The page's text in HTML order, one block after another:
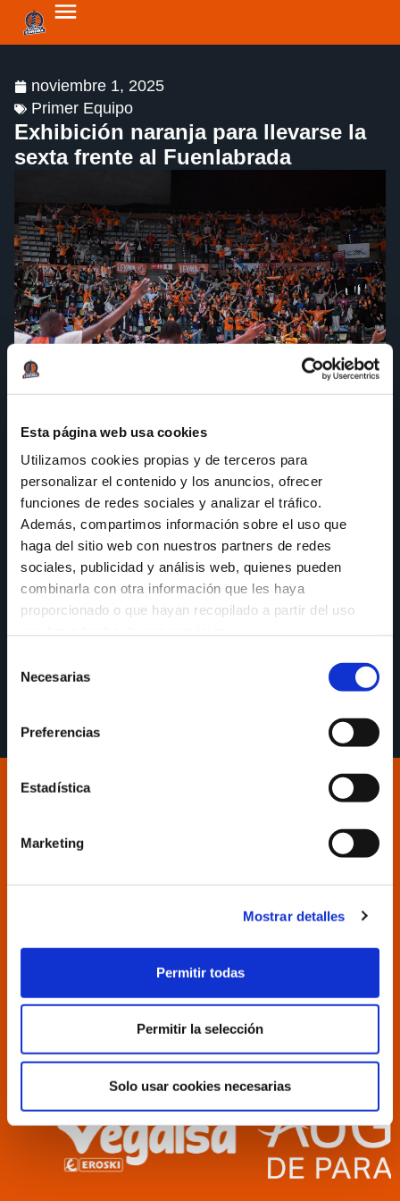
Esta página web usa cookies
Utilizamos cookies propias y de terceros para
personalizar el contenido y los anuncios, ofrecer
funciones de redes sociales y analizar el tráfico.
Además, compartimos información sobre el uso que
haga del sitio web con nuestros partners de redes
sociales, publicidad y análisis web, quienes pueden
combinarla con otra información que les haya
proporcionado o que hayan recopilado a partir del uso
Necesarias
Preferencias
Estadística
Marketing
Mostrar detalles
Permitir todas
Permitir la selección
Solo usar cookies necesarias
noviembre 1, 2025
Primer Equipo
Exhibición naranja para llevarse la
sexta frente al Fuenlabrada
El Coliseum celebró la noche de Samaín con un
completo partido de los de Carles Marco, que
desde el primer momento hicieron gala de un alto
nivel de energía y concentración que mantuvieron
durante todo el choque y les permitió finalizar con
un holgado 101-75. El MVP del encuentro fue
Ilimane Diop con 13 puntos, 6 rebotes y 22 de
valoración.
#ACoruñaquereBasquet
Audio de la Rueda de Prensa post partido de